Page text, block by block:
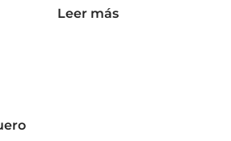
Leer más